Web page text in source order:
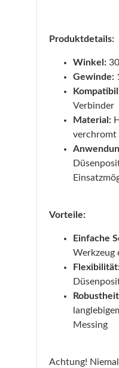
Produktdetails:
Winkel:
Gewinde:
Verbinder
Material:
verchromt
Vorteile:
Einfache
Werkzeug
Messing
Achtung!